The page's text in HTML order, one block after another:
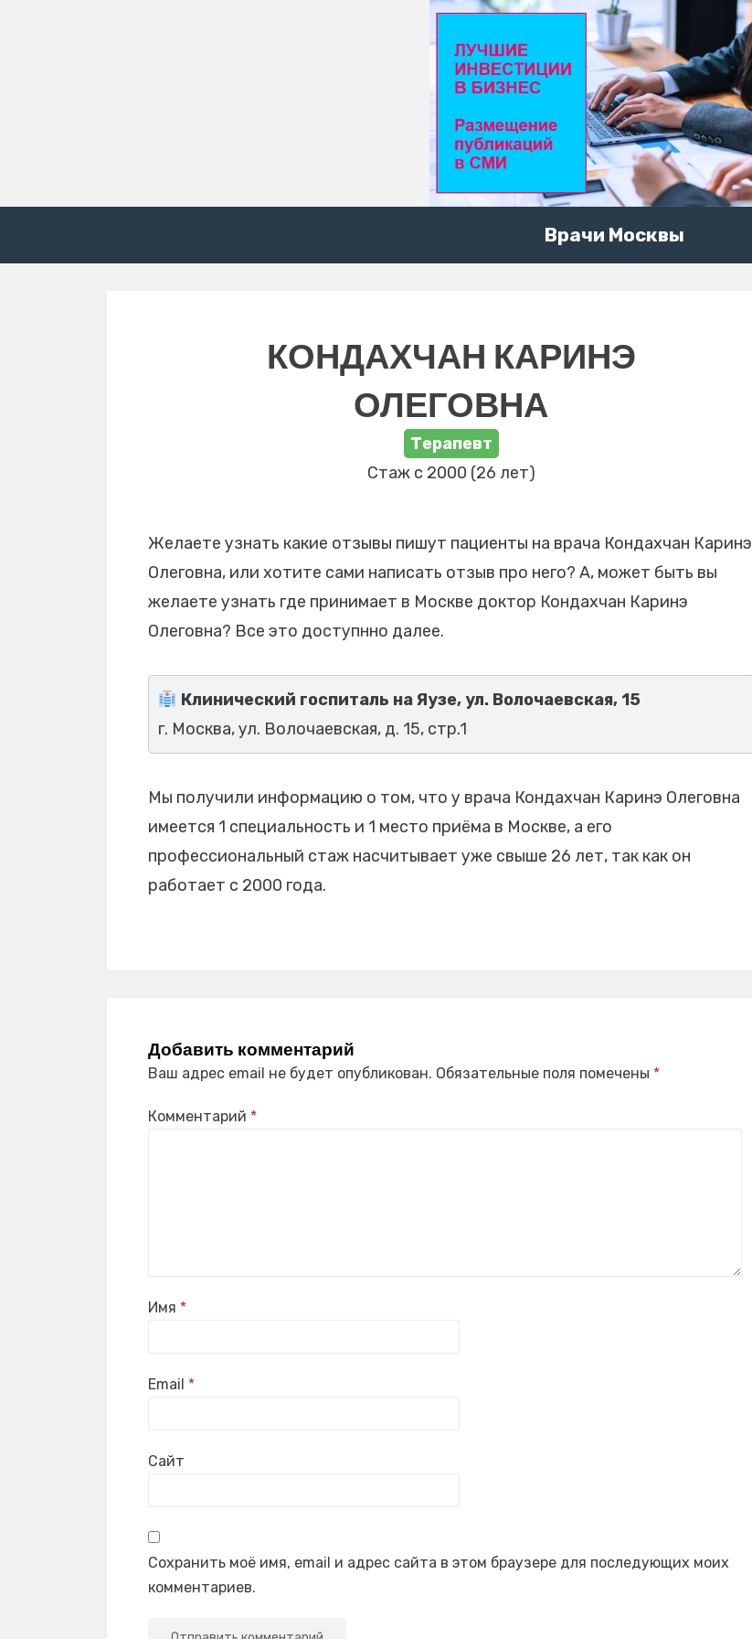
Врачи Москвы
КОНДАХЧАН КАРИНЭ
ОЛЕГОВНА
Терапевт
Стаж с 2000 (26 лет)
Желаете узнать какие отзывы пишут пациенты на врача Кондахчан Каринэ
Олеговна, или хотите сами написать отзыв про него? А, может быть вы
желаете узнать где принимает в Москве доктор Кондахчан Каринэ
Олеговна? Все это доступнно далее.
Клинический госпиталь на Яузе, ул. Волочаевская, 15
г. Москва, ул. Волочаевская, д. 15, стр.1
Мы получили информацию о том, что у врача Кондахчан Каринэ Олеговна
имеется 1 специальность и 1 место приёма в Москве, а его
профессиональный стаж насчитывает уже свыше 26 лет, так как он
работает с 2000 года.
Добавить комментарий
Ваш адрес email не будет опубликован. Обязательные поля помечены *
Комментарий *
Имя *
Email *
Сайт
Сохранить моё имя, email и адрес сайта в этом браузере для последующих моих
комментариев.